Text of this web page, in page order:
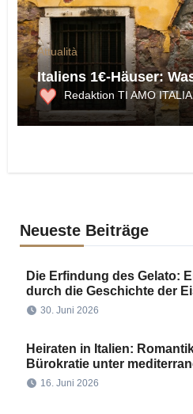
Attualità
Italiens 1€-Häuser:
Redaktion TI AMO ITALIA
Neueste Beiträge
Die Erfindung des Gelato:
durch die Geschichte der
30. Juni 2026
Heiraten in Italien:
Bürokratie unter
16. Juni 2026